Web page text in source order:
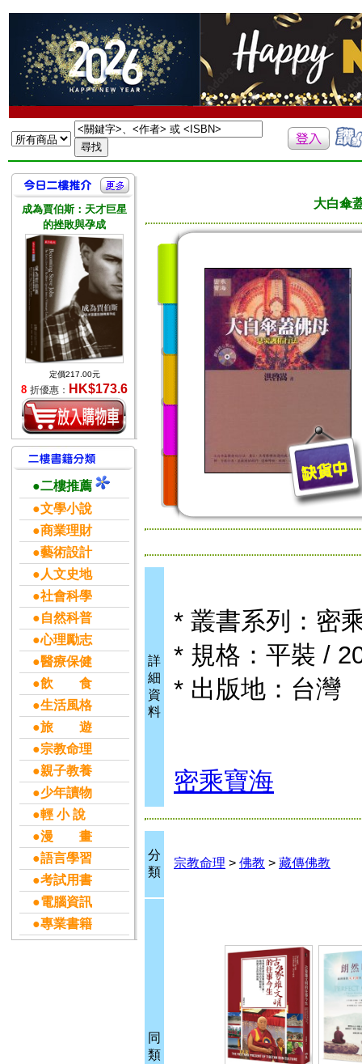
成為賈伯斯：天才巨星
的挫敗與孕成
定價217.00元
8 折優惠： HK$173.6
●二樓推薦
●文學小說
●商業理財
●藝術設計
●人文史地
●社會科學
●自然科普
●心理勵志
●醫療保健
●飲 食
●生活風格
●旅 遊
●宗教命理
●親子教養
●少年讀物
●輕 小 說
●漫 畫
●語言學習
●考試用書
●電腦資訊
●專業書籍
大白傘
詳
細
資
料
* 叢書系列：密
* 規格：平裝 /
* 出版地：台灣
密乘寶海
分
類
宗教命理 > 佛教 > 藏傳佛教
同
類